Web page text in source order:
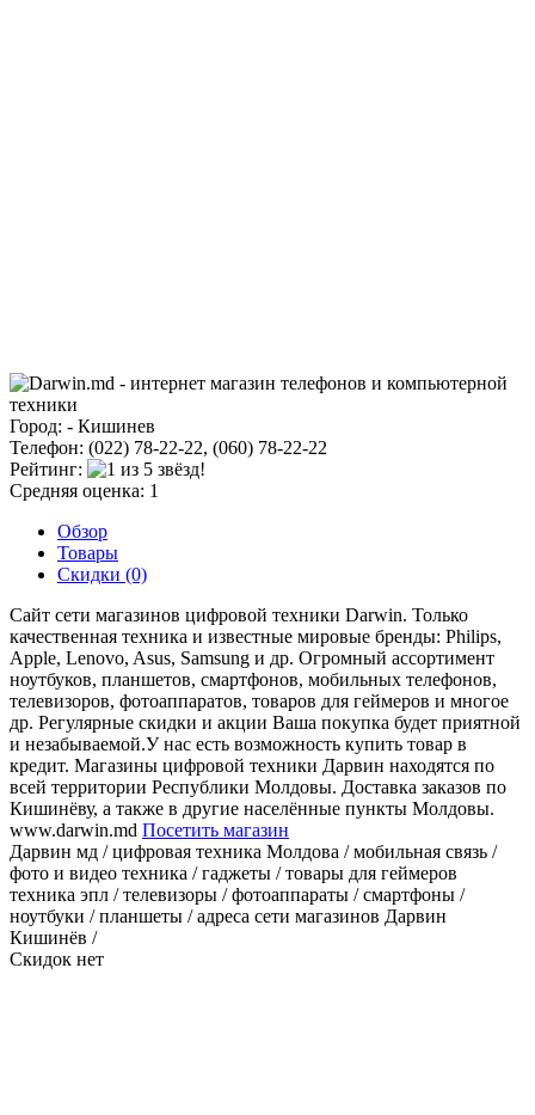
Город: - Кишинев
Телефон: (022) 78-22-22, (060) 78-22-22
Рейтинг:
Средняя оценка: 1
Обзор
Товары
Скидки (0)
Сайт сети магазинов цифровой техники Darwin. Только
качественная техника и известные мировые бренды: Philips,
Apple, Lenovo, Asus, Samsung и др. Огромный ассортимент
ноутбуков, планшетов, смартфонов, мобильных телефонов,
телевизоров, фотоаппаратов, товаров для геймеров и многое
др. Регулярные скидки и акции Ваша покупка будет приятной
и незабываемой.У нас есть возможность купить товар в
кредит. Магазины цифровой техники Дарвин находятся по
всей территории Республики Молдовы. Доставка заказов по
Кишинёву, а также в другие населённые пункты Молдовы.
www.darwin.md Посетить магазин
Дарвин мд / цифровая техника Молдова / мобильная связь /
фото и видео техника / гаджеты / товары для геймеров
техника эпл / телевизоры / фотоаппараты / смартфоны /
ноутбуки / планшеты / адреса сети магазинов Дарвин
Кишинёв /
Скидок нет